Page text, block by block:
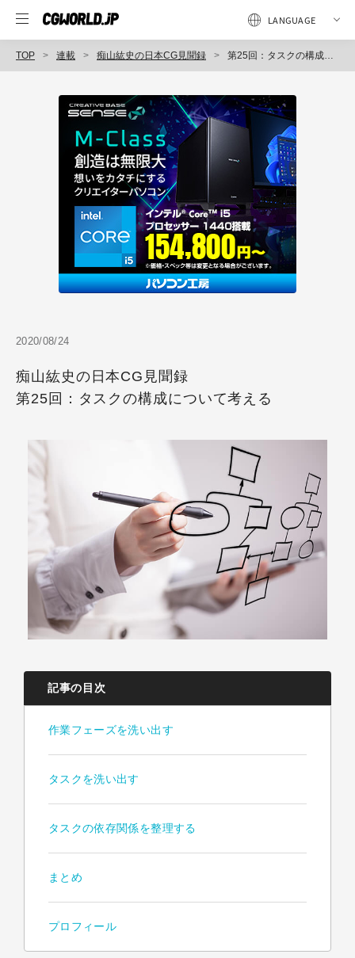
TOP 連載 痴山紘史の日本CG見聞録 第25回：タスクの構成について考える
2020/08/24
痴山紘史の日本CG見聞録
第25回：タスクの構成について考える
記事の目次
作業フェーズを洗い出す
タスクを洗い出す
タスクの依存関係を整理する
まとめ
プロフィール